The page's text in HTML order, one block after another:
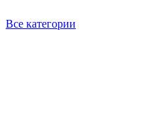
Все категории